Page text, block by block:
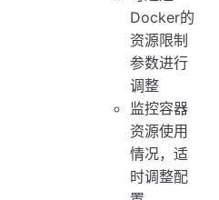
Docker的
资源限制
参数进行
调整
监控容器
资源使用
情况，适
时调整配